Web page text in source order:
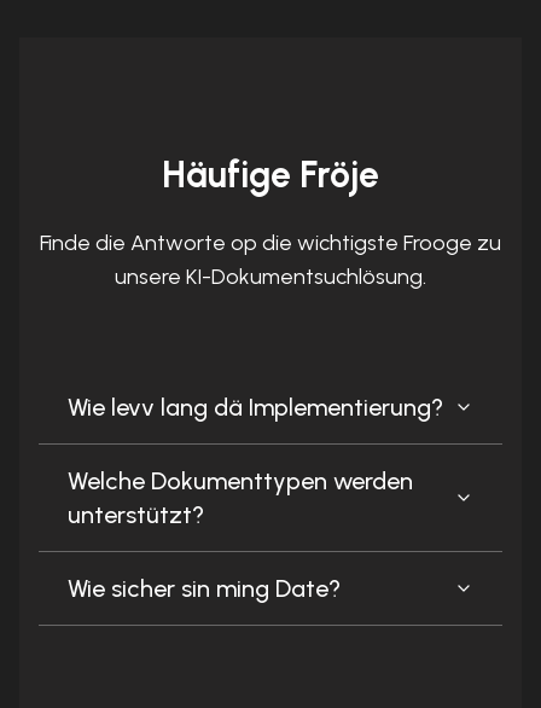
Häufige Fröje
Finde die Antworte op die wichtigste Frooge zu
unsere KI-Dokumentsuchlösung.
Wie levv lang dä Implementierung?
Welche Dokumenttypen werden
unterstützt?
Wie sicher sin ming Date?